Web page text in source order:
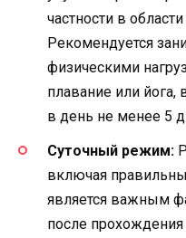
частности в
Рекомендуется
физическими
плавание или йога,
в день не менее 5
Суточный режим:
включая
является важным
после прохождения